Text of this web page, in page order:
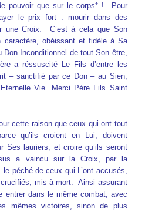
pouvoir que sur le corps* ! Pour
le prix fort : mourir dans des
une Croix. C’est à cela que Son
caractère, obéissant et fidèle à Sa
Inconditionnel de tout Son être,
a réssuscité Le Fils d’entre les
– sanctifié par ce Don – au Sien,
Vie. Merci Père Fils Saint
cette raison que ceux qui ont tout
qu’ils croient en Lui, doivent
Ses lauriers, et croire qu’ils seront
a vaincu sur la Croix, par la
péché de ceux qui L’ont accusés,
mis à mort. Ainsi assurant
entrer dans le même combat, avec
mêmes victoires, sinon de plus